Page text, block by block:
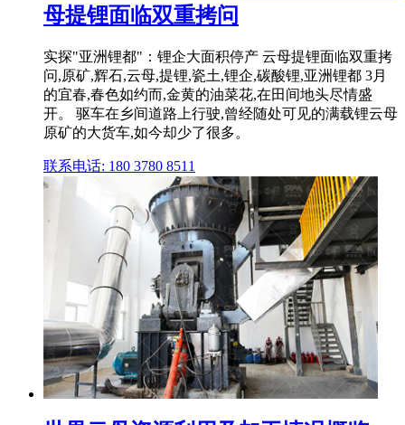
母提锂面临双重拷问
实探"亚洲锂都"：锂企大面积停产 云母提锂面临双重拷
问,原矿,辉石,云母,提锂,瓷土,锂企,碳酸锂,亚洲锂都 3月
的宜春,春色如约而,金黄的油菜花,在田间地头尽情盛
开。 驱车在乡间道路上行驶,曾经随处可见的满载锂云母
原矿的大货车,如今却少了很多。
联系电话: 180 3780 8511